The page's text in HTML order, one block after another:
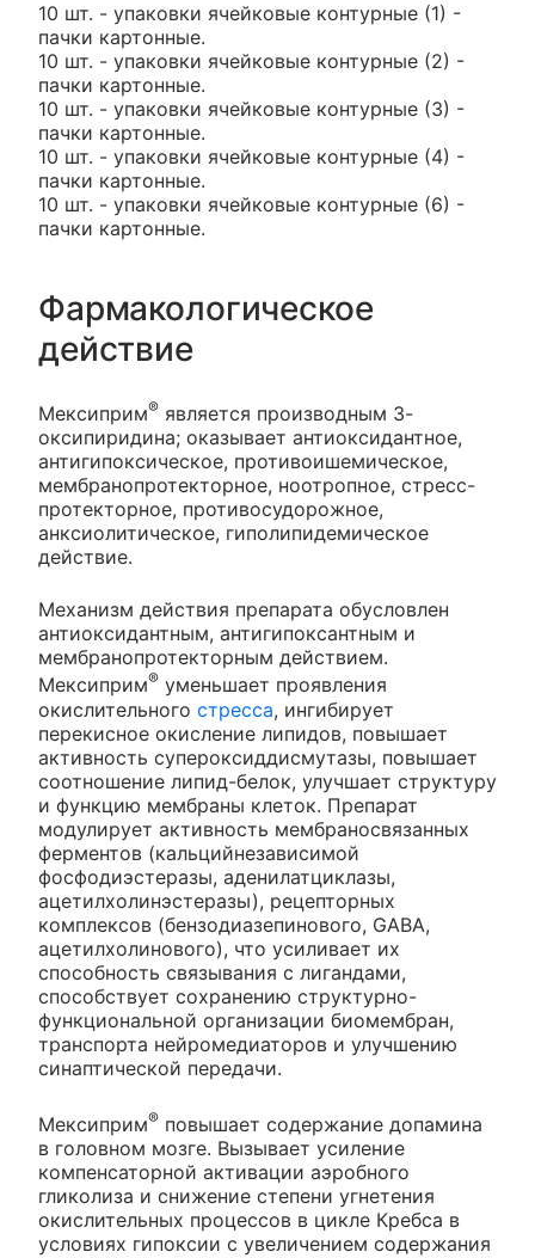
10 шт. - упаковки ячейковые контурные (1) -
пачки картонные.
10 шт. - упаковки ячейковые контурные (2) -
пачки картонные.
10 шт. - упаковки ячейковые контурные (3) -
пачки картонные.
10 шт. - упаковки ячейковые контурные (4) -
пачки картонные.
10 шт. - упаковки ячейковые контурные (6) -
пачки картонные.
Фармакологическое
действие
Мексиприм® является производным 3-
оксипиридина; оказывает антиоксидантное,
антигипоксическое, противоишемическое,
мембранопротекторное, ноотропное, стресс-
протекторное, противосудорожное,
анксиолитическое, гиполипидемическое
действие.
Механизм действия препарата обусловлен
антиоксидантным, антигипоксантным и
мембранопротекторным действием.
Мексиприм® уменьшает проявления
окислительного стресса, ингибирует
перекисное окисление липидов, повышает
активность супероксиддисмутазы, повышает
соотношение липид-белок, улучшает структуру
и функцию мембраны клеток. Препарат
модулирует активность мембраносвязанных
ферментов (кальцийнезависимой
фосфодиэстеразы, аденилатциклазы,
ацетилхолинэстеразы), рецепторных
комплексов (бензодиазепинового, GABA,
ацетилхолинового), что усиливает их
способность связывания с лигандами,
способствует сохранению структурно-
функциональной организации биомембран,
транспорта нейромедиаторов и улучшению
синаптической передачи.
Мексиприм® повышает содержание допамина
в головном мозге. Вызывает усиление
компенсаторной активации аэробного
гликолиза и снижение степени угнетения
окислительных процессов в цикле Кребса в
условиях гипоксии с увеличением содержания